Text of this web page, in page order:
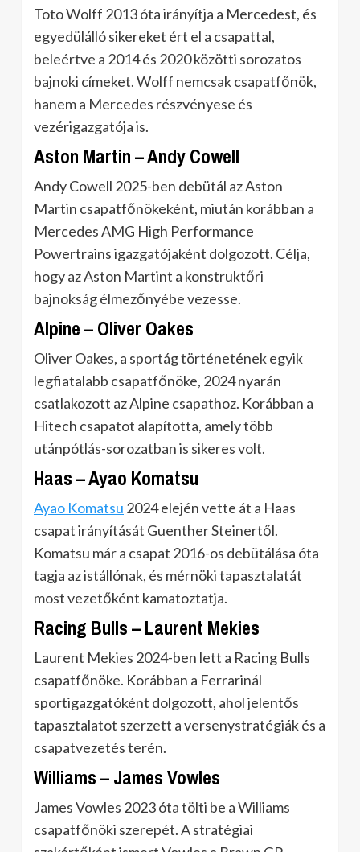
Toto Wolff 2013 óta irányítja a Mercedest, és
egyedülálló sikereket ért el a csapattal,
beleértve a 2014 és 2020 közötti sorozatos
bajnoki címeket. Wolff nemcsak csapatfőnök,
hanem a Mercedes részvényese és
vezérigazgatója is.
Aston Martin – Andy Cowell
Andy Cowell 2025-ben debütál az Aston
Martin csapatfőnökeként, miután korábban a
Mercedes AMG High Performance
Powertrains igazgatójaként dolgozott. Célja,
hogy az Aston Martint a konstruktőri
bajnokság élmezőnyébe vezesse.
Alpine – Oliver Oakes
Oliver Oakes, a sportág történetének egyik
legfiatalabb csapatfőnöke, 2024 nyarán
csatlakozott az Alpine csapathoz. Korábban a
Hitech csapatot alapította, amely több
utánpótlás-sorozatban is sikeres volt.
Haas – Ayao Komatsu
Ayao Komatsu 2024 elején vette át a Haas
csapat irányítását Guenther Steinertől.
Komatsu már a csapat 2016-os debütálása óta
tagja az istállónak, és mérnöki tapasztalatát
most vezetőként kamatoztatja.
Racing Bulls – Laurent Mekies
Laurent Mekies 2024-ben lett a Racing Bulls
csapatfőnöke. Korábban a Ferrarinál
sportigazgatóként dolgozott, ahol jelentős
tapasztalatot szerzett a versenystratégiák és a
csapatvezetés terén.
Williams – James Vowles
James Vowles 2023 óta tölti be a Williams
csapatfőnöki szerepét. A stratégiai